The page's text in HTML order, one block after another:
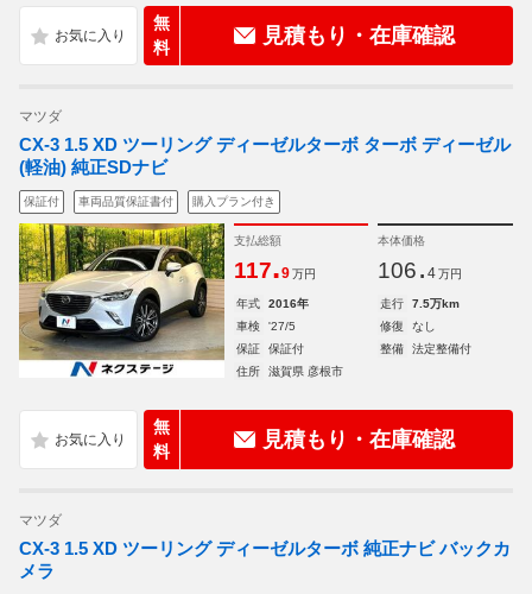
無
料
見積もり・在庫確認
マツダ
CX-3 1.5 XD ツーリング ディーゼルターボ ターボ ディーゼル
(軽油) 純正SDナビ
保証付 車両品質保証書付 購入プラン付き
支払総額
117.9 万円
本体価格
106. 4 万円
年式 2016年 走行
7.5万km
車検
'27/5 修復
なし
保証
保証付 整備
法定整備付
住所
滋賀県 彦根市
無
料
見積もり・在庫確認
マツダ
CX-3 1.5 XD ツーリング ディーゼルターボ 純正ナビ バックカ
メラ